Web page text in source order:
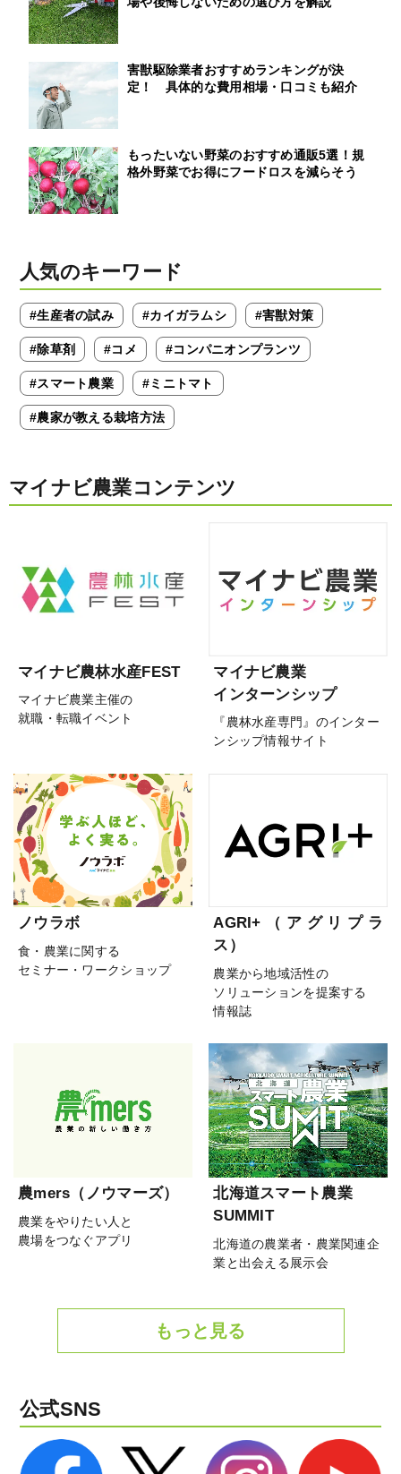
害獣駆除業者おすすめランキングが決
定！ 具体的な費用相場・口コミも紹介
もったいない野菜のおすすめ通販5選！規
格外野菜でお得にフードロスを減らそう
人気のキーワード
#生産者の試み #カイガラムシ #害獣対策
#除草剤 #コメ #コンパニオンプランツ
#スマート農業 #ミニトマト
#農家が教える栽培方法
マイナビ農業コンテンツ
マイナビ農林水産FEST
マイナビ農業主催の
就職・転職イベント
マイナビ農業
インターンシップ
『農林水産専門』のインター
ンシップ情報サイト
ノウラボ
食・農業に関する
セミナー・ワークショップ
AGRI+（アグリプラ
ス）
農業から地域活性の
ソリューションを提案する
情報誌
農mers（ノウマーズ）
農業をやりたい人と
農場をつなぐアプリ
北海道スマート農業
SUMMIT
北海道の農業者・農業関連企
業と出会える展示会
もっと見る
公式SNS